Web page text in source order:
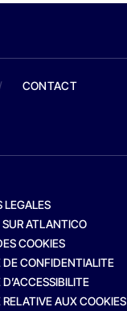
/ CONTACT
LEGALES
ATLANTICO
COOKIES
DE CONFIDENTIALITE
RELATIVE AUX COOKIES